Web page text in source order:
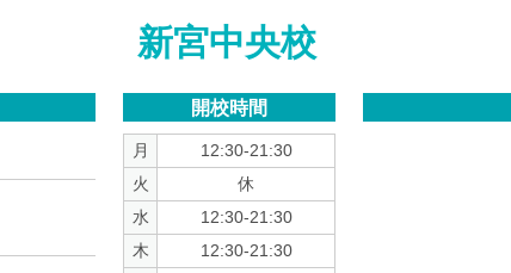
新宮中央校
開校時間
月
12:30-21:30
火
休
水
12:30-21:30
木
12:30-21:30